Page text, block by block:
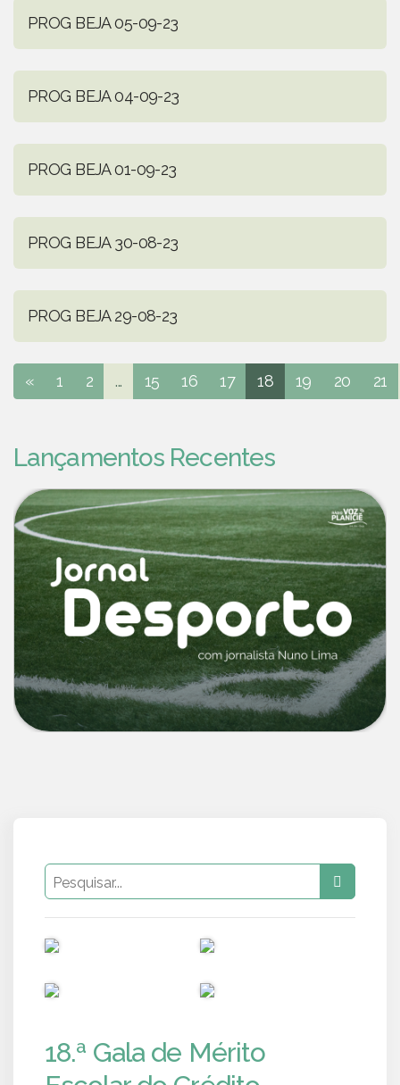
PROG BEJA 05-09-23
PROG BEJA 04-09-23
PROG BEJA 01-09-23
PROG BEJA 30-08-23
PROG BEJA 29-08-23
« 1 2 ... 15 16 17 18 19 20 21
Lançamentos Recentes
18.ª Gala de Mérito